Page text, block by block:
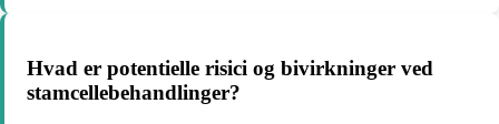
Hvad er potentielle risici og bivirkninger ved
stamcellebehandlinger?